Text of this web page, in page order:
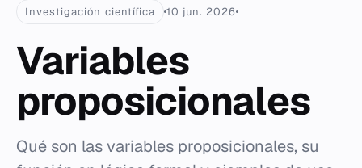
Investigación científica 10 jun. 2026
Variables
proposicionales
Qué son las variables proposicionales, su